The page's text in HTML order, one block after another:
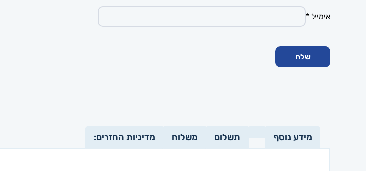
אימייל *
מידע נוסף תשלום משלוח מדיניות החזרים: